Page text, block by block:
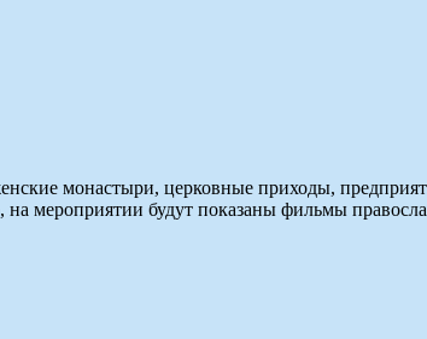
монастыри, церковные приходы,
мероприятии будут показаны фильмы